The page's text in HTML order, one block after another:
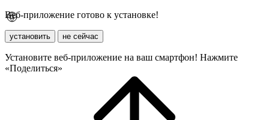
Веб-приложение готово к установке!
установить не сейчас
Установите веб-приложение на ваш смартфон! Нажмите
«Поделиться»